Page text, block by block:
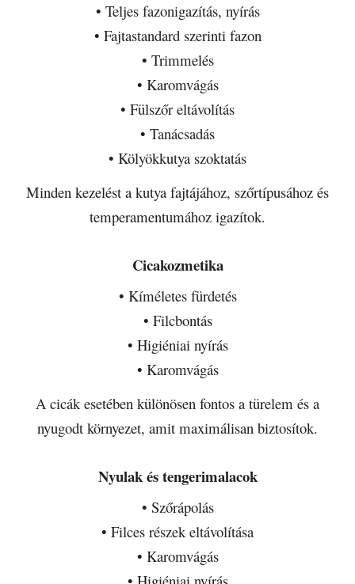
• Teljes fazonigazítás, nyírás
• Fajtastandard szerinti fazon
• Trimmelés
• Karomvágás
• Fülszőr eltávolítás
• Tanácsadás
• Kölyökkutya szoktatás
Minden kezelést a kutya fajtájához, szőrtípusához és
temperamentumához igazítok.
Cicakozmetika
• Kíméletes fürdetés
• Filcbontás
• Higiéniai nyírás
• Karomvágás
A cicák esetében különösen fontos a türelem és a
nyugodt környezet, amit maximálisan biztosítok.
Nyulak és tengerimalacok
• Szőrápolás
• Filces részek eltávolítása
• Karomvágás